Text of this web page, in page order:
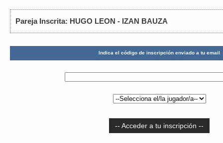
Pareja Inscrita: HUGO LEON - IZAN BAUZA
Indica el código de inscripción enviado a tu email
-- Acceder a tu inscripción --